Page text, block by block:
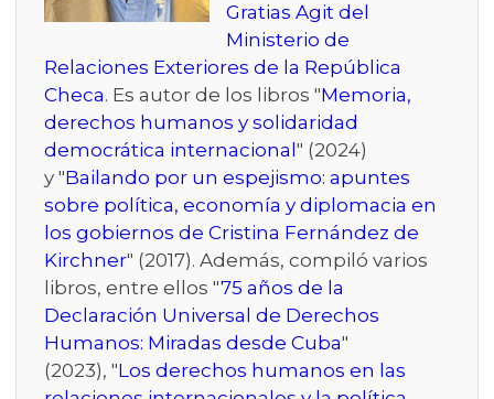
Gratias Agit del
Ministerio de
Relaciones Exteriores de la República
Checa. Es autor de los libros "Memoria,
derechos humanos y solidaridad
democrática internacional " (2024)
y "Bailando por un espejismo: apuntes
sobre política, economía y diplomacia en
los gobiernos de Cristina Fernández de
Kirchner" (2017). Además, compiló varios
libros, entre ellos "75 años de la
Declaración Universal de Derechos
Humanos: Miradas desde Cuba"
(2023), "Los derechos humanos en las